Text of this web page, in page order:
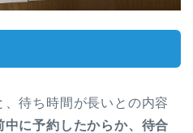
待ち時間が長いとの内容
中に予約したからか、待合